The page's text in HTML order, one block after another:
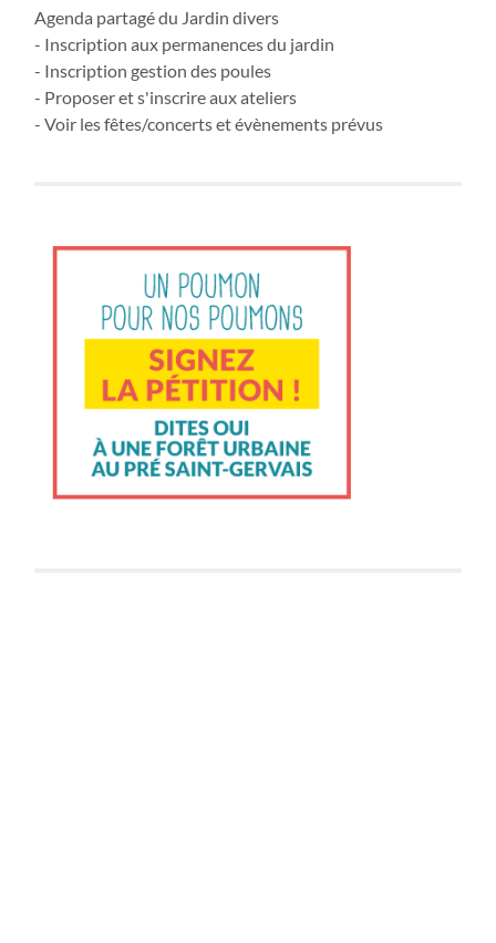
Agenda partagé du Jardin divers
- Inscription aux permanences du jardin
- Inscription gestion des poules
- Proposer et s'inscrire aux ateliers
- Voir les fêtes/concerts et évènements prévus